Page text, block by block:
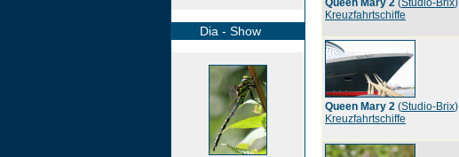
Dia - Show
Queen Mary 2 (Studio-Brix)
Kreuzfahrtschiffe
Queen Mary 2 (Studio-Brix)
Kreuzfahrtschiffe